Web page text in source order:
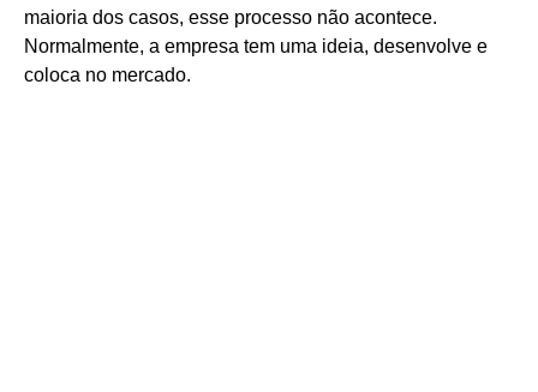
maioria dos casos, esse processo não acontece.
Normalmente, a empresa tem uma ideia, desenvolve e
coloca no mercado.